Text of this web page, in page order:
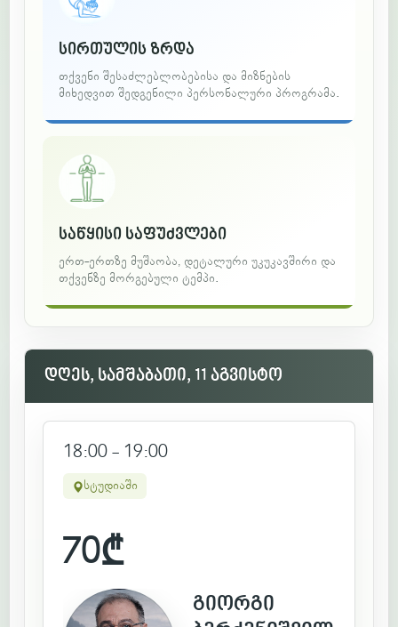
სირთულის ზრდა
თქვენი შესაძლებლობებისა და მიზნების
მიხედვით შედგენილი პერსონალური პროგრამა.
საწყისი საფუძვლები
ერთ-ერთზე მუშაობა, დეტალური უკუკავშირი და
თქვენზე მორგებული ტემპი.
დღეს, სამშაბათი, 11 აგვისტო
18:00 - 19:00
სტუდიაში
70₾
გიორგი